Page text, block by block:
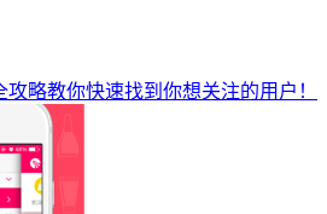
略教你快速找到你想关注的用户！